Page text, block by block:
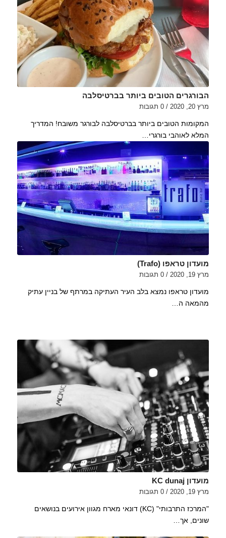
הבורגרים הטובים ביותר בברטיסלבה
מרץ 20, 2020 / 0 תגובות
המקומות הטובים ביותר בברטיסלבה לבורגר משובח! המדריך
המלא לאוהבי בורגרי…
מועדון טראפו (Trafo)
מרץ 19, 2020 / 0 תגובות
מועדון טראפו נמצא בלב העיר העתיקה במרתף של בניין עתיק
מהמאה ה…
מועדון KC dunaj
מרץ 19, 2020 / 0 תגובות
"המרכז התרבותי" (KC) דונאי מארח מגוון אירועים בנושאים
שונים, אך…